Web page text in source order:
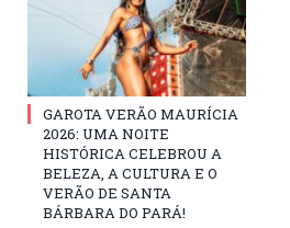
GAROTA VERÃO MAURÍCIA
2026: UMA NOITE
HISTÓRICA CELEBROU A
BELEZA, A CULTURA E O
VERÃO DE SANTA
BÁRBARA DO PARÁ!